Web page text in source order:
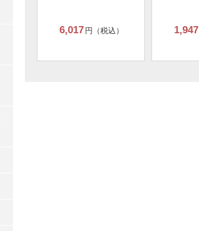
6,017 円（税込） 1,947